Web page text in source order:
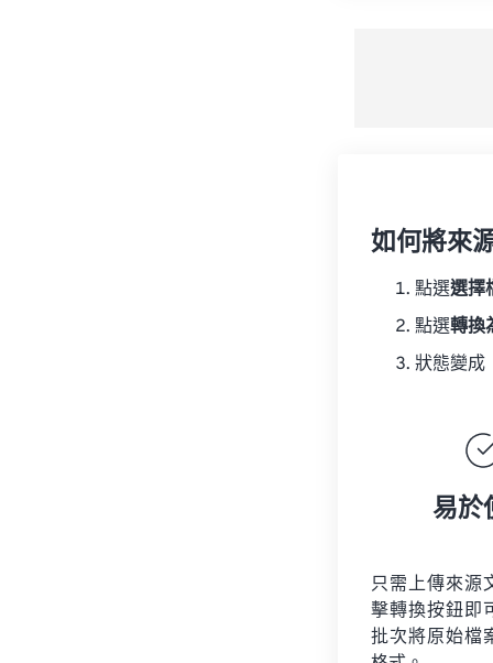
如何將來
點選選擇
點選轉換
狀態變成
易於
只需上傳來源
擊轉換按鈕即
批次將原始檔